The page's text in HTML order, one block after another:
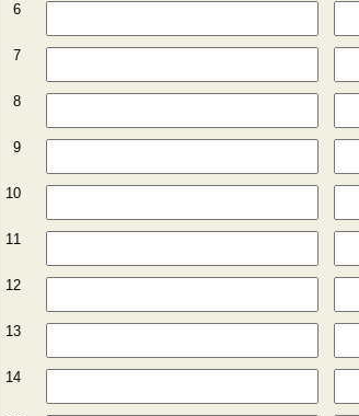
6
7
8
9
10
11
12
13
14